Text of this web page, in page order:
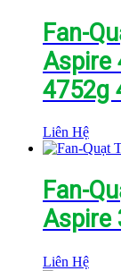
Fan-
Aspire
4752g
Liên Hệ
Fan-
Aspire
Liên Hệ